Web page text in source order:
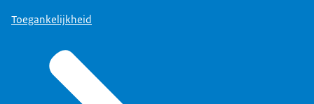
Toegankelijkheid